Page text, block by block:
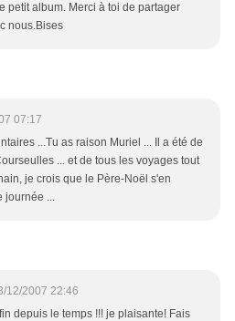
petit album. Merci à toi de partager
nous.Bises
07:17
...Tu as raison Muriel ... Il a été de
... et de tous les voyages tout
je crois que le Père-Noël s'en
journée ...
12/2007 22:46
depuis le temps !!! je plaisante! Fais